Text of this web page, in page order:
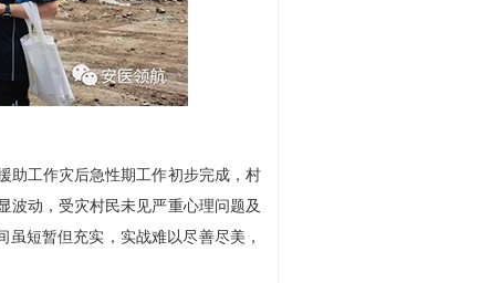
工作灾后急性期工作初步完成，村
波动，受灾村民未见严重心理问题及
短暂但充实，实战难以尽善尽美，